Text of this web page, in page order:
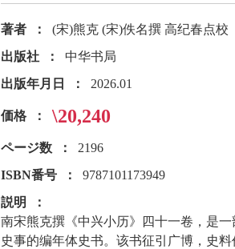
著者
(宋)熊克 (宋)佚名撰 高纪春点校
出版社
中华书局
出版年月日
2026.01
価格 \20,240
ページ数
2196
ISBN番号
9787101173949
説明
南宋熊克撰《中兴小历》四十一卷，是
史事的编年体史书。该书征引广博，史